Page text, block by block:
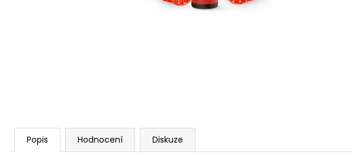
Popis Hodnocení Diskuze